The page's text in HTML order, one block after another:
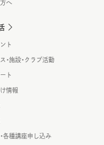
へ
ト
・施設・クラブ活動
ト
情報
各種講座申し込み